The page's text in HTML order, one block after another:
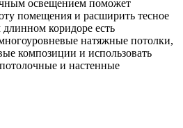
освещением поможет
помещения и расширить тесное
коридоре есть
натяжные потолки,
композиции и использовать
и настенные